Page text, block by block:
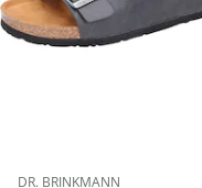
DR. BRINKMANN